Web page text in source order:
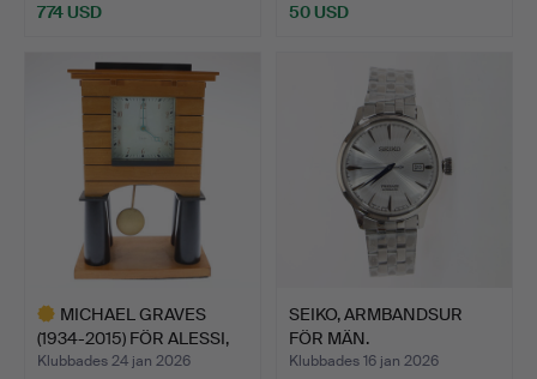
774 USD 50 USD
MICHAEL GRAVES
(1934-2015) FÖR ALESSI,
MAN…
Klubbades 24 jan 2026
SEIKO, ARMBANDSUR
FÖR MÄN.
Klubbades 16 jan 2026